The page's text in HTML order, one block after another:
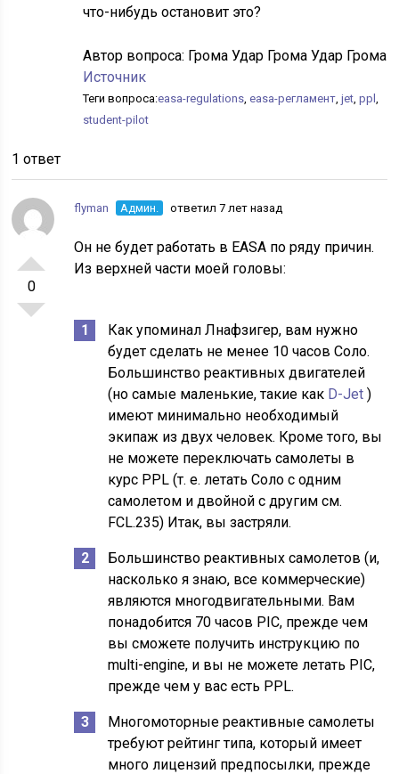
что-нибудь остановит это?
Автор вопроса: Грома Удар Грома Удар Грома
Источник
Теги вопроса:easa-regulations,easa-регламент,jet,ppl,
student-pilot
1 ответ
0
flyman Админ. ответил 7 лет назад
Он не будет работать в EASA по ряду причин.
Из верхней части моей головы:
Как упоминал Лнафзигер, вам нужно
будет сделать не менее 10 часов Соло.
Большинство реактивных двигателей
(но самые маленькие, такие как D-Jet)
имеют минимально необходимый
экипаж из двух человек. Кроме того, вы
не можете переключать самолеты в
курс PPL (т. е. летать Соло с одним
самолетом и двойной с другим см.
FCL.235) Итак, вы застряли.
Большинство реактивных самолетов (и,
насколько я знаю, все коммерческие)
являются многодвигательными. Вам
понадобится 70 часов PIC, прежде чем
вы сможете получить инструкцию по
multi-engine, и вы не можете летать PIC,
прежде чем у вас есть PPL.
Многомоторные реактивные самолеты
требуют рейтинг типа, который имеет
много лицензий предпосылки, прежде